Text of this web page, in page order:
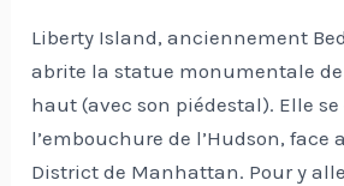
Liberty Island, anciennement
abrite la statue monumentale de
haut (avec son piédestal). Elle se
l’embouchure de l’Hudson, face
District de Manhattan. Pour y